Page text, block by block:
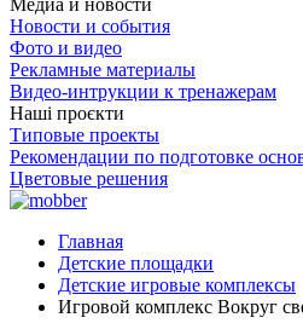
Медиа и новости
Новости и события
Фото и видео
Рекламные материалы
Видео-интрукции к тренажерам
Наші проєкти
Типовые проекты
Рекомендации по подготовке
Цветовые решения
Главная
Детские площадки
Детские игровые комплексы
Игровой комплекс Вокруг